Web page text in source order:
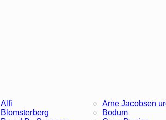
Alfi Arne Jacobsen
Blomsterberg Bodum